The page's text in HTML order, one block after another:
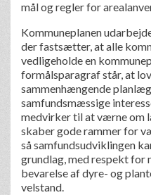
mål og regler for
Kommuneplanen
der fastsætter, at alle
vedligeholde en
formålsparagraf står, at
sammenhængende
samfundsmæssige
medvirker til at værne om
skaber gode rammer for
så samfundsudviklingen
grundlag, med respekt for
bevarelse af dyre- og
velstand.